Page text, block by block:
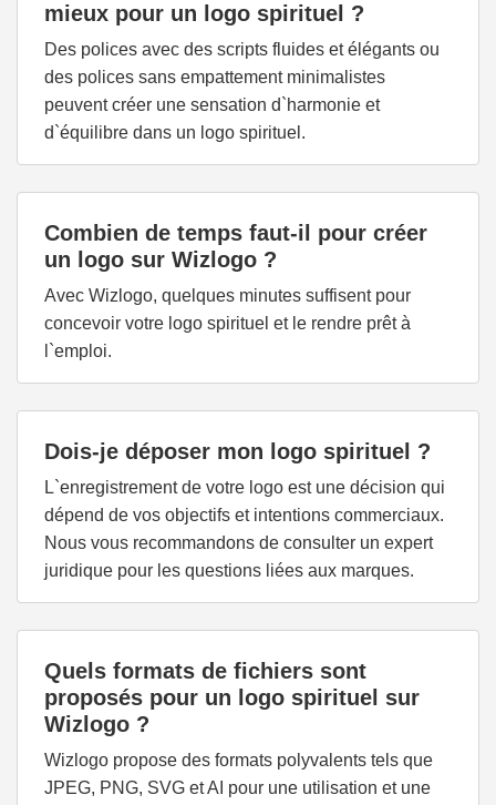
mieux pour un logo spirituel ?
Des polices avec des scripts fluides et élégants ou
des polices sans empattement minimalistes
peuvent créer une sensation d`harmonie et
d`équilibre dans un logo spirituel.
Combien de temps faut-il pour créer
un logo sur Wizlogo ?
Avec Wizlogo, quelques minutes suffisent pour
concevoir votre logo spirituel et le rendre prêt à
l`emploi.
Dois-je déposer mon logo spirituel ?
L`enregistrement de votre logo est une décision qui
dépend de vos objectifs et intentions commerciaux.
Nous vous recommandons de consulter un expert
juridique pour les questions liées aux marques.
Quels formats de fichiers sont
proposés pour un logo spirituel sur
Wizlogo ?
Wizlogo propose des formats polyvalents tels que
JPEG, PNG, SVG et AI pour une utilisation et une